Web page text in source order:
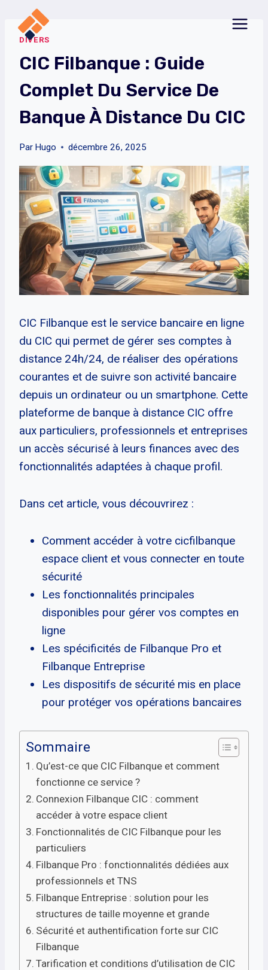
contenu
DIVERS
CIC Filbanque : Guide
Complet Du Service De
Banque À Distance Du CIC
Par Hugo décembre 26, 2025
CIC Filbanque est le service bancaire en ligne
du CIC qui permet de gérer ses comptes à
distance 24h/24, de réaliser des opérations
courantes et de suivre son activité bancaire
depuis un ordinateur ou un smartphone. Cette
plateforme de banque à distance CIC offre
aux particuliers, professionnels et entreprises
un accès sécurisé à leurs finances avec des
fonctionnalités adaptées à chaque profil.
Dans cet article, vous découvrirez :
Comment accéder à votre cicfilbanque
espace client et vous connecter en toute
sécurité
Les fonctionnalités principales
disponibles pour gérer vos comptes en
ligne
Les spécificités de Filbanque Pro et
Filbanque Entreprise
Les dispositifs de sécurité mis en place
pour protéger vos opérations bancaires
Sommaire
Qu’est-ce que CIC Filbanque et comment
fonctionne ce service ?
Connexion Filbanque CIC : comment
accéder à votre espace client
Fonctionnalités de CIC Filbanque pour les
particuliers
Filbanque Pro : fonctionnalités dédiées aux
professionnels et TNS
Filbanque Entreprise : solution pour les
structures de taille moyenne et grande
Sécurité et authentification forte sur CIC
Filbanque
Tarification et conditions d’utilisation de CIC